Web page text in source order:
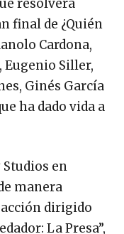
resolverá
final de ¿Quién
Cardona,
Eugenio Siller,
Ginés García
ha dado vida a
en
manera
dirigido
La Presa”,